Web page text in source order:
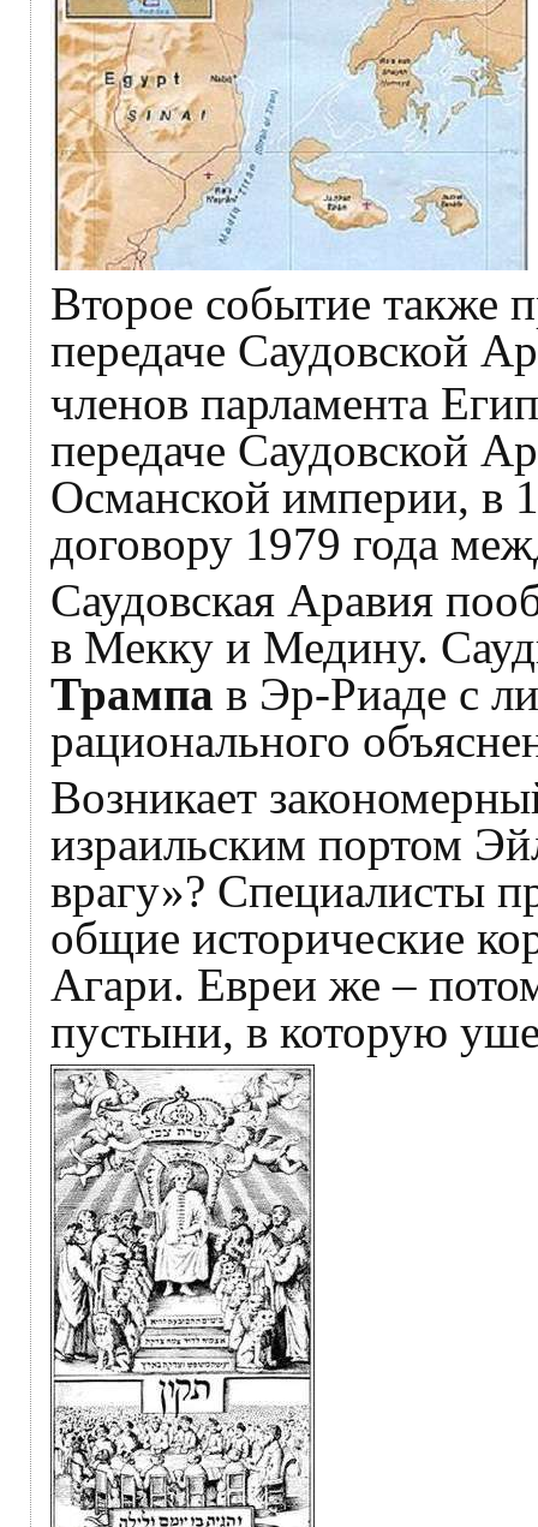
Второе событие также
передаче Саудовской
членов парламента
передаче Саудовской
Османской империи, в
договору 1979 года
Саудовская Аравия
в Мекку и Медину.
Трампа в Эр-Риаде с
рационального
Возникает
израильским портом
врагу»? Специалисты
общие исторические
Агари. Евреи же –
пустыни, в которую